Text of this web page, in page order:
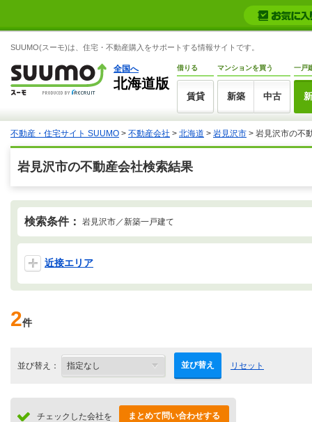
SUUMO(スーモ)は、住宅・不動産購入をサポートする情報サイトです。
全国へ
北海道版
借りる
賃貸
マンションを買う
新築 中古
一戸
不動産・住宅サイト SUUMO > 不動産会社 > 北海道 > 岩見沢市 > 岩見沢市の不
岩見沢市の不動産会社検索結果
検索条件： 岩見沢市／新築一戸建て
近接エリア
2件
並び替え： 並び替え リセット
チェックした会社を まとめて問い合わせする